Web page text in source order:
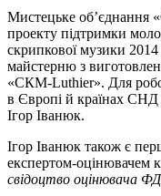
Мистецьке об’єднання
проекту підтримки
скрипкової музики
майстерню з
«СКМ-Luthier». Для
в Європі й країнах
Ігор Іванюк.
Ігор Іванюк також є
експертом-оцінювачем
свідоцтво оцінювача